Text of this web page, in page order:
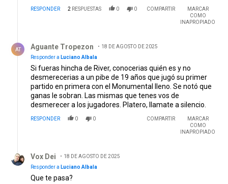
RESPONDER 2 RESPUESTAS 0 0 COMPARTIR
MARCAR
COMO
INAPROPIADO
AT Aguante Tropezon
18 DE AGOSTO DE 2025
Responder a Luciano Albala
Si fueras hincha de River, conocerias quién es y no
desmerecerias a un pibe de 19 años que jugó su primer
partido en primera con el Monumental lleno. Se notó que
ganas le sobran. Las mismas que tenes vos de
desmerecer a los jugadores. Platero, llamate a silencio.
RESPONDER 0 0 COMPARTIR
MARCAR
COMO
INAPROPIADO
Vox Dei
18 DE AGOSTO DE 2025
Responder a Luciano Albala
Que te pasa?